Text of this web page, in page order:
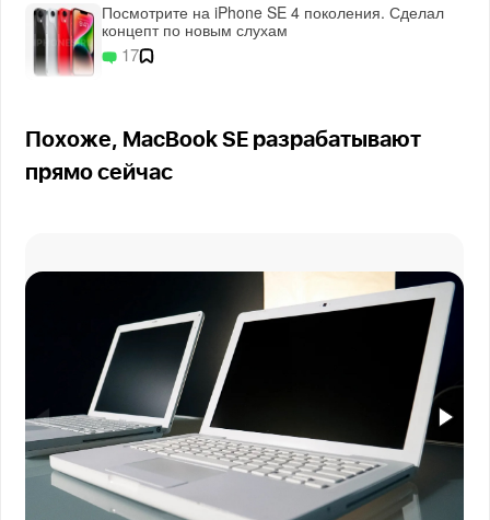
Посмотрите на iPhone SE 4 поколения. Сделал
концепт по новым слухам
17
Похоже, MacBook SE разрабатывают
прямо сейчас